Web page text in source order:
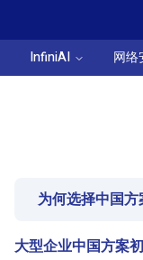
InfiniAI 网络
为何选择中国方
大型企业中国方案